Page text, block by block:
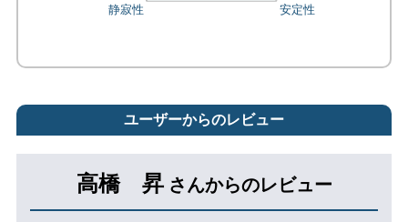
ユーザーからのレビュー
高橋 昇 さんからのレビュー